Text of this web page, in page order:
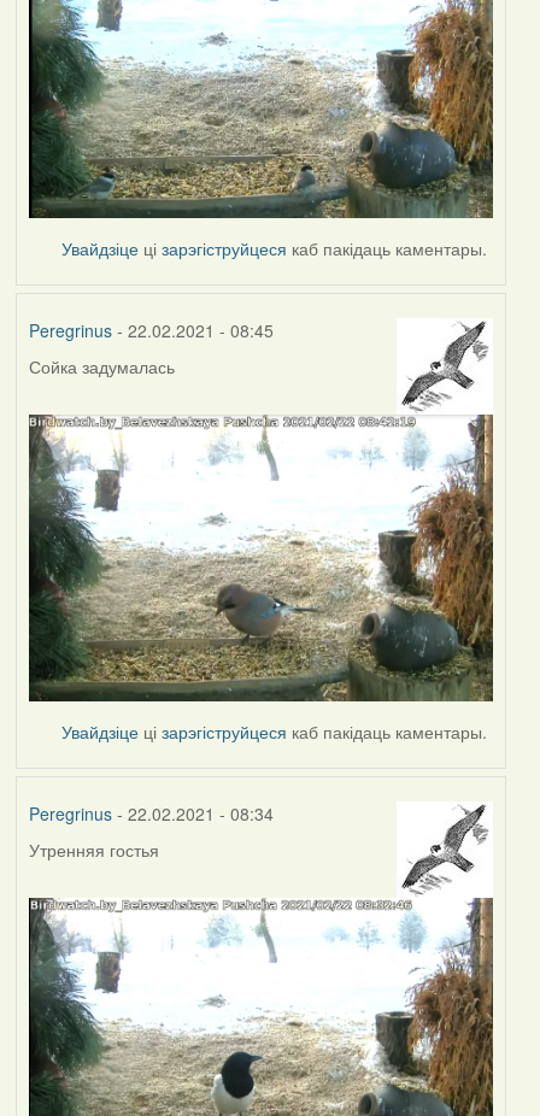
Увайдзіце цізарэгіструйцеся каб пакідаць каментары.
Peregrinus- 22.02.2021 - 08:45
Сойка задумалась
Увайдзіце цізарэгіструйцеся каб пакідаць каментары.
Peregrinus- 22.02.2021 - 08:34
Утренняя гостья